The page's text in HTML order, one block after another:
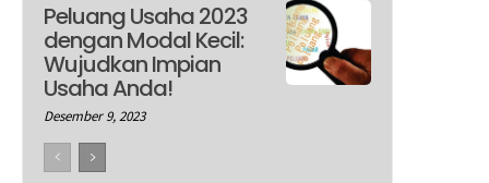
Peluang Usaha 2023
dengan Modal Kecil:
Wujudkan Impian
Usaha Anda!
Desember 9, 2023